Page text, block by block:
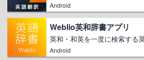
Android
Weblio英和辞書アプリ
英和・和英を一度に検索する
Android